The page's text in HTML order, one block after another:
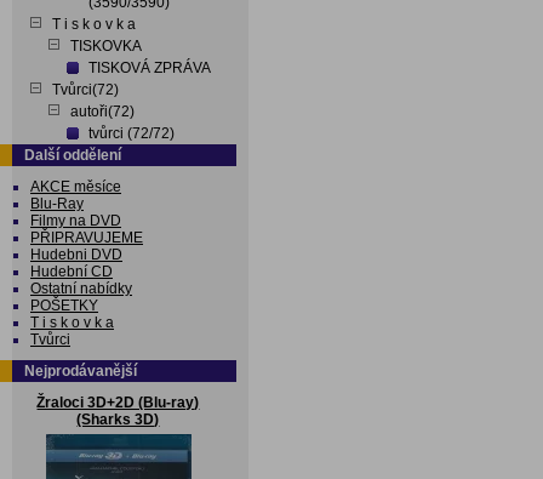
T i s k o v k a
TISKOVKA
TISKOVÁ ZPRÁVA
Tvůrci(72)
autoři(72)
tvůrci (72/72)
Další oddělení
AKCE měsíce
Blu-Ray
Filmy na DVD
PŘIPRAVUJEME
Hudebni DVD
Hudební CD
Ostatní nabídky
POŠETKY
T i s k o v k a
Tvůrci
Nejprodávanější
Žraloci 3D+2D (Blu-ray)
(Sharks 3D)